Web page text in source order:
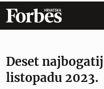
Deset
listopadu 2023.